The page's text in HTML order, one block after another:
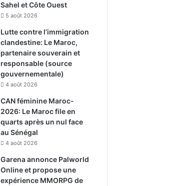
Sahel et Côte Ouest
5 août 2026
Lutte contre l’immigration
clandestine: Le Maroc,
partenaire souverain et
responsable (source
gouvernementale)
4 août 2026
CAN féminine Maroc-
2026: Le Maroc file en
quarts après un nul face
au Sénégal
4 août 2026
Garena annonce Palworld
Online et propose une
expérience MMORPG de